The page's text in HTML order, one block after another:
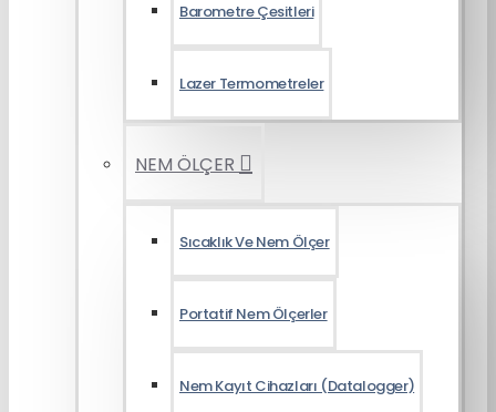
Barometre Çesitleri
Lazer Termometreler
NEM ÖLÇER
Sıcaklık Ve Nem Ölçer
Portatif Nem Ölçerler
Nem Kayıt Cihazları (Datalogger)